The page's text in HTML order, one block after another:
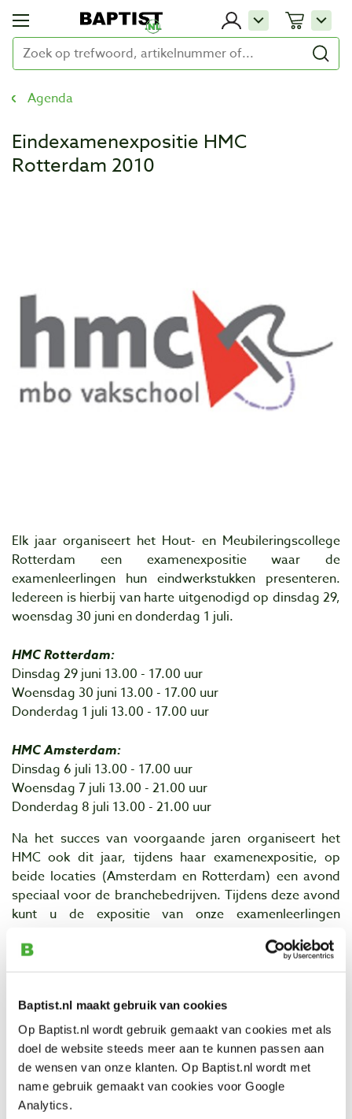
Baptist.nl maakt gebruik van cookies
Op Baptist.nl wordt gebruik gemaakt van cookies met als
doel de website steeds meer aan te kunnen passen aan
de wensen van onze klanten. Op Baptist.nl wordt met
name gebruik gemaakt van cookies voor Google
Analytics.
Agenda
Eindexamenexpositie HMC
Rotterdam 2010
Elk jaar organiseert het Hout- en Meubileringscollege
Rotterdam een examenexpositie waar de
examenleerlingen hun eindwerkstukken presenteren.
Iedereen is hierbij van harte uitgenodigd op dinsdag 29,
woensdag 30 juni en donderdag 1 juli.
HMC Rotterdam:
Dinsdag 29 juni 13.00 - 17.00 uur
Woensdag 30 juni 13.00 - 17.00 uur
Donderdag 1 juli 13.00 - 17.00 uur
HMC Amsterdam:
Dinsdag 6 juli 13.00 - 17.00 uur
Woensdag 7 juli 13.00 - 21.00 uur
Donderdag 8 juli 13.00 - 21.00 uur
Na het succes van voorgaande jaren organiseert het
HMC ook dit jaar, tijdens haar examenexpositie, op
beide locaties (Amsterdam en Rotterdam) een avond
speciaal voor de branchebedrijven. Tijdens deze avond
kunt u de expositie van onze examenleerlingen
van leveranciers opdoen, talentvol personeel zoeken en
netwerken met collega-bedrijven.
Baptist voor Houtbewerkers is ook aanwezig op
dinsdag 29 juni vanaf 17.00 uur in Rotterdam en op
dinsdag 6 juli vanaf 17.00 uur in Amsterdam.
Contact
Telefoon: 010-2855555